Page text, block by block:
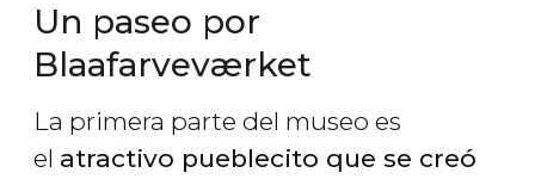
Un paseo por
Blaafarveværket
La primera parte del museo es
el atractivo pueblecito que se creó